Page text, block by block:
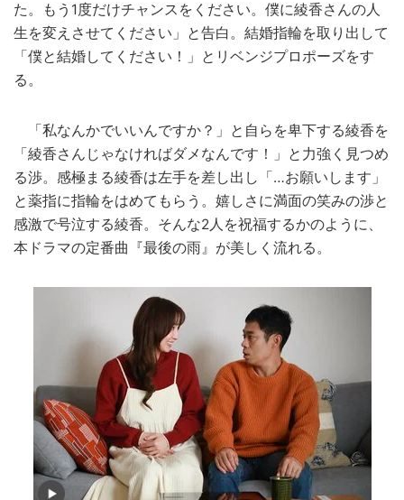
た。もう1度だけチャンスをください。僕に綾香さんの人
生を変えさせてください」と告白。結婚指輪を取り出して
「僕と結婚してください！」とリベンジプロポーズをす
る。
「私なんかでいいんですか？」と自らを卑下する綾香を
「綾香さんじゃなければダメなんです！」と力強く見つめ
る渉。感極まる綾香は左手を差し出し「…お願いします」
と薬指に指輪をはめてもらう。嬉しさに満面の笑みの渉と
感激で号泣する綾香。そんな2人を祝福するかのように、
本ドラマの定番曲『最後の雨』が美しく流れる。